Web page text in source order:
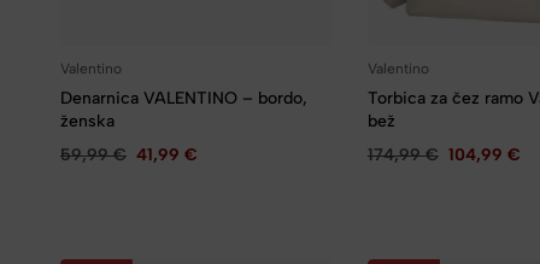
Valentino
Denarnica VALENTINO – bordo,
ženska
59,99€ 41,99 €
Valentino
Torbica za čez ramo
bež
174,99€ 104,99 €